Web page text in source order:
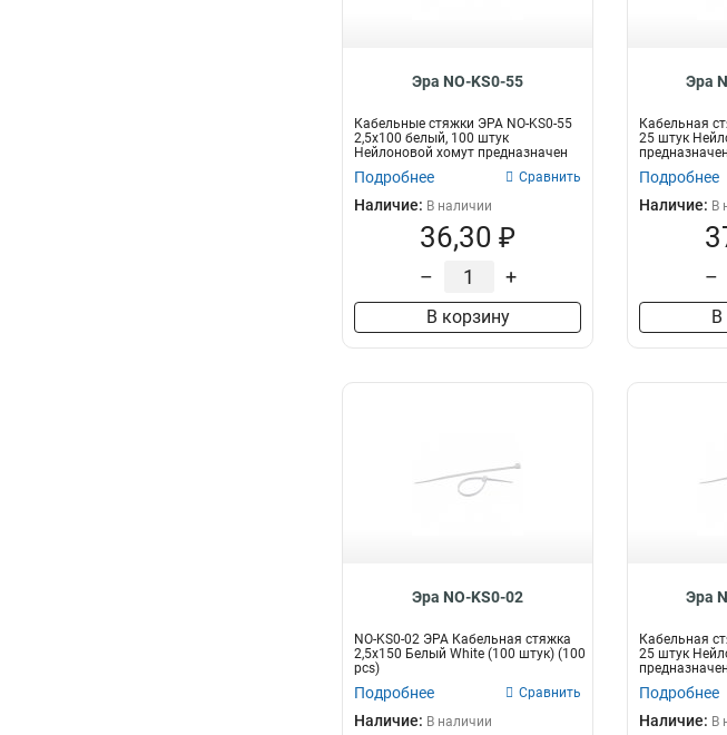
Эра NO-KS0-55
Кабельные стяжки ЭРА NO-KS0-55
2,5х100 белый, 100 штук
Нейлоновой хомут предназначен
для увязки...
Подробнее Сравнить
Наличие: В наличии
36,30 ₽
– +
В корзину
Эра
Кабельная
25 штук
Подробнее
Наличие: В
–
В
Эра NO-KS0-02
NO-KS0-02 ЭРА Кабельная стяжка
2,5х150 Белый White (100 штук) (100
pcs)
Подробнее Сравнить
Наличие: В наличии
Эра
Кабельная
25 штук
Подробнее
Наличие: В